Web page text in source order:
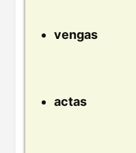
vengas
actas